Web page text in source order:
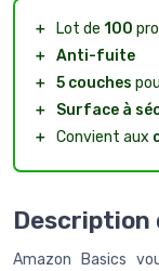
＋ Lot de 100
＋ Anti-fuite
＋ 5 couches
＋
Surface à
＋ Convient aux
Description
Amazon Basics